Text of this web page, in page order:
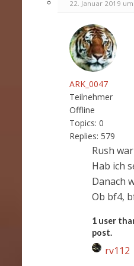
22. Januar 2019
ARK_0047
Teilnehmer
Offline
Topics: 0
Replies: 579
Rush
Hab ich
Danach
Ob bf4,
1 user
post.
rv112